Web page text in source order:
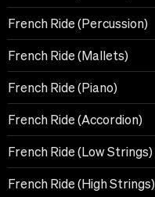
French Ride (Percussion)
French Ride (Mallets)
French Ride (Piano)
French Ride (Accordion)
French Ride (Low Strings)
French Ride (High Strings)